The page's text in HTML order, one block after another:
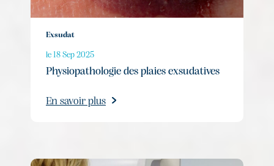
Exsudat
le 18 Sep 2025
Physiopathologie des plaies exsudatives
En savoir plus